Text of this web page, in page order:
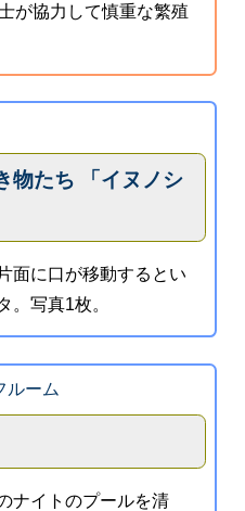
が協力して慎重な繁殖
物たち 「イヌノシ
面に口が移動するとい
。写真1枚。
ルーム
ナイトのプールを清